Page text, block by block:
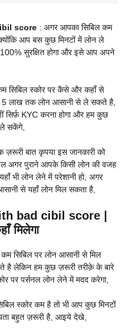
score : अगर आपका सिबिल कम
आप बस कुछ मिनटों में लोन ले
सुरक्षित होगा और इसे आप अपने
सिबिल स्कोर पर कैसे और कहाँ से
5 लाख तक लोन आसानी से ले सकते है,
सिर्फ़ KYC करना होगा और हम कुछ
ले सकेंगे,
बात कृपया इस जानकारी को
अगर पुराने आपके किसी लोन की वजह
भी लोन लेने में परेशानी हो, अगर
से यहाँ लोन मिल सकता है,
bad cibil score |
मिलेगा
सिबिल पर लोन आसानी से मिल
है लेकिन हम कुछ ज़रूरी तरीक़े के बारे
पर पर्सनल लोन लेने में मदद करेगा,
स्कोर कम है तो भी आप कुछ मिनटों
बहुत ज़रूरी है, आइये देखे,